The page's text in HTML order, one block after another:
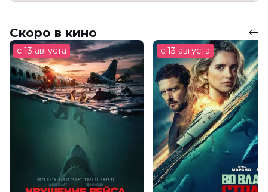
Скоро в кино
с 13 августа с 13 августа